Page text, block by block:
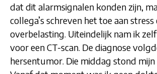
dat dit alarmsignalen konden zijn,
collega’s schreven het toe aan stress
overbelasting. Uiteindelijk nam ik
voor een CT-scan. De diagnose
hersentumor. Die middag stond